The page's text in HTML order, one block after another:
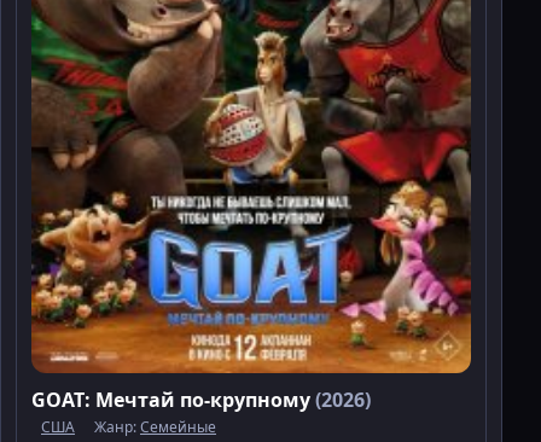
GOAT: Мечтай по-крупному(2026)
США Жанр:Семейные